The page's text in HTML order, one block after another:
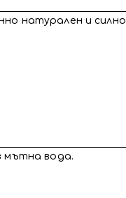
натурален и силно
мътна вода.